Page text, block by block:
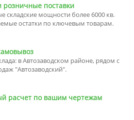
розничные поставки
складские мощности более 6000 кв.
остатки по ключевым товарам.
в Автозаводском районе, рядом с
"Автозаводский".
расчет по вашим чертежам